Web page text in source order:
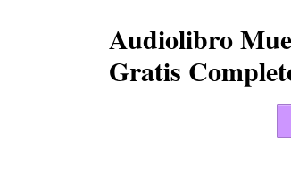
Audiolibro
Gratis